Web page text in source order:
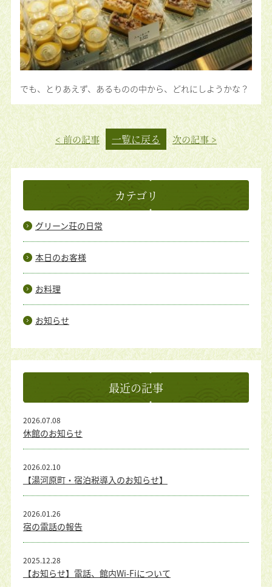
でも、とりあえず、あるものの中から、どれにしようかな？
< 前の記事 一覧に戻る 次の記事 >
カテゴリ
グリーン荘の日常
本日のお客様
お料理
お知らせ
最近の記事
休館のお知らせ
2026.07.08
【湯河原町・宿泊税導入のお知らせ】
2026.02.10
宿の電話の報告
2026.01.26
【お知らせ】電話、館内Wi-Fiについて
2025.12.28